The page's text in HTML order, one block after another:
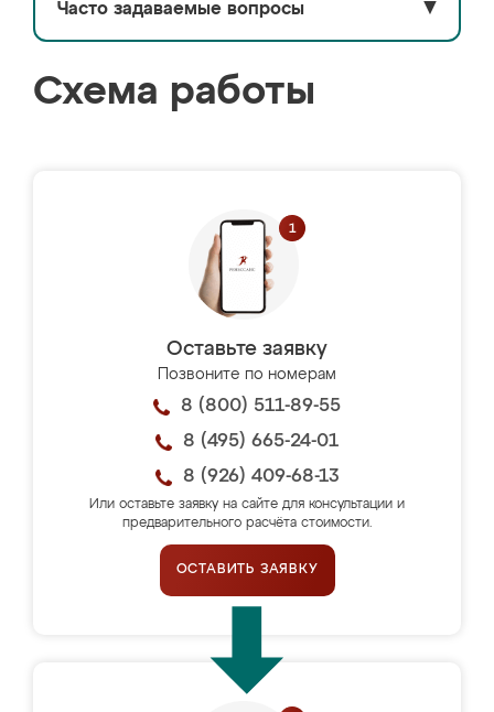
Часто задаваемые вопросы ▼
Схема работы
Оставьте заявку
Позвоните по номерам
8 (800) 511-89-55
8 (495) 665-24-01
8 (926) 409-68-13
Или оставьте заявку на сайте для консультации и
предварительного расчёта стоимости.
ОСТАВИТЬ ЗАЯВКУ